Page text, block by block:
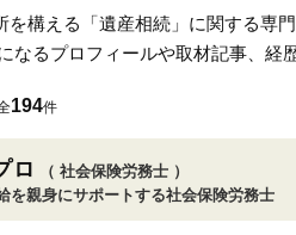
を構える「遺産相続」に関する専
なるプロフィールや取材記事、経
194件
ロ
（ 社会保険労務士 ）
を親身にサポートする社会保険労務士